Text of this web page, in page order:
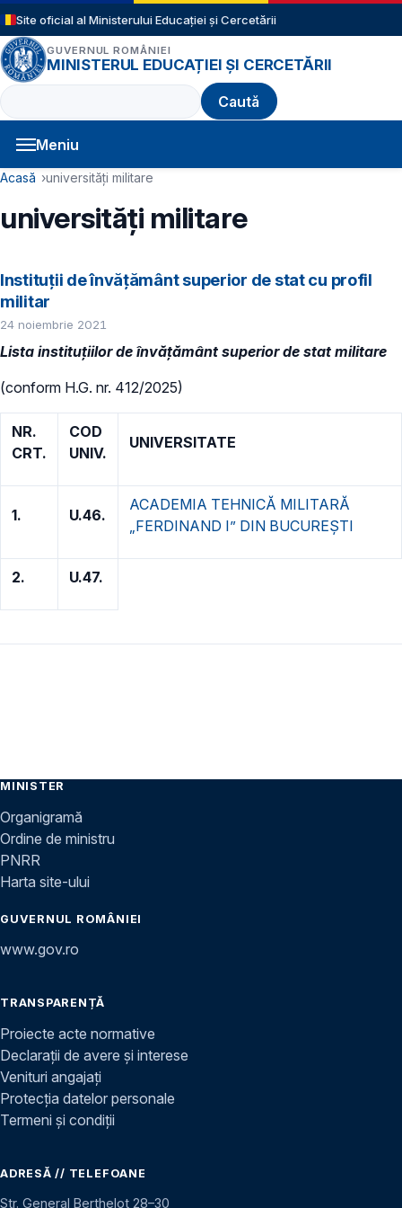
Sari la conținutul principal
Site oficial al Ministerului Educației și Cercetării
GUVERNUL ROMÂNIEI
MINISTERUL EDUCAȚIEI ȘI CERCETĂRII
Caută
Meniu
Navigație principală
Cale de navigare
Acasă universități militare
universități militare
Instituţii de învăţământ superior de stat cu profil
militar
24 noiembrie 2021
Lista instituțiilor de învățământ superior de stat militare
(conform H.G. nr. 412/2025)
NR.
CRT.
COD
UNIV.
UNIVERSITATE
1. U.46.
ACADEMIA TEHNICĂ MILITARĂ
„FERDINAND I” DIN BUCUREŞTI
2. U.47.
MINISTER
Organigramă
Ordine de ministru
PNRR
Harta site-ului
GUVERNUL ROMÂNIEI
www.gov.ro
TRANSPARENȚĂ
Proiecte acte normative
Declarații de avere și interese
Venituri angajați
Protecția datelor personale
Termeni și condiții
ADRESĂ // TELEFOANE
Str. General Berthelot 28–30